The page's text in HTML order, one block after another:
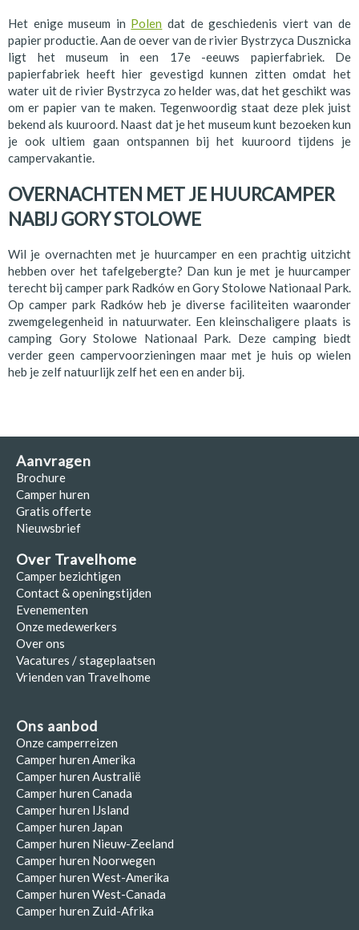
Het enige museum in Polen dat de geschiedenis viert van de
papier productie. Aan de oever van de rivier Bystrzyca Dusznicka
ligt het museum in een 17e -eeuws papierfabriek. De
papierfabriek heeft hier gevestigd kunnen zitten omdat het
water uit de rivier Bystrzyca zo helder was, dat het geschikt was
om er papier van te maken. Tegenwoordig staat deze plek juist
bekend als kuuroord. Naast dat je het museum kunt bezoeken kun
je ook ultiem gaan ontspannen bij het kuuroord tijdens je
campervakantie.
OVERNACHTEN MET JE HUURCAMPER
NABIJ GORY STOLOWE
Wil je overnachten met je huurcamper en een prachtig uitzicht
hebben over het tafelgebergte? Dan kun je met je huurcamper
terecht bij camper park Radków en Gory Stolowe Nationaal Park.
Op camper park Radków heb je diverse faciliteiten waaronder
zwemgelegenheid in natuurwater. Een kleinschaligere plaats is
camping Gory Stolowe Nationaal Park. Deze camping biedt
verder geen campervoorzieningen maar met je huis op wielen
heb je zelf natuurlijk zelf het een en ander bij.
Aanvragen
Brochure
Camper huren
Gratis offerte
Nieuwsbrief
Over Travelhome
Camper bezichtigen
Contact & openingstijden
Evenementen
Onze medewerkers
Over ons
Vacatures / stageplaatsen
Vrienden van Travelhome
Ons aanbod
Onze camperreizen
Camper huren Amerika
Camper huren Australië
Camper huren Canada
Camper huren IJsland
Camper huren Japan
Camper huren Nieuw-Zeeland
Camper huren Noorwegen
Camper huren West-Amerika
Camper huren West-Canada
Camper huren Zuid-Afrika